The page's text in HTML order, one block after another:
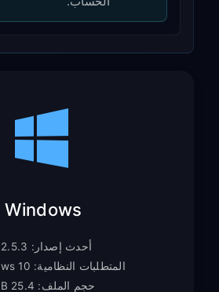
Windows
أحدث إصدار: v2.5.3
المتطلبات النظامية: Windows 10+
حجم الملف: 25.4 MB